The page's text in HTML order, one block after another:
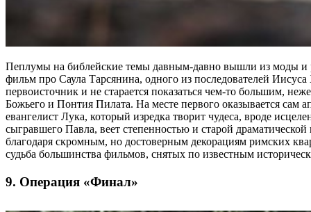
Пеплумы на библейские темы давным-давно вышли из моды и
фильм про Саула Тарсянина, одного из последователей
первоисточник и не старается показаться чем-то большим,
Божьего и Понтия Пилата. На месте первого оказывается
евангелист Лука, который изредка творит чудеса, вроде
сыгравшего Павла, веет степенностью и старой
благодаря скромным, но достоверным декорациям римских
судьба большинства фильмов, снятых по известным
9. Операция «Финал»